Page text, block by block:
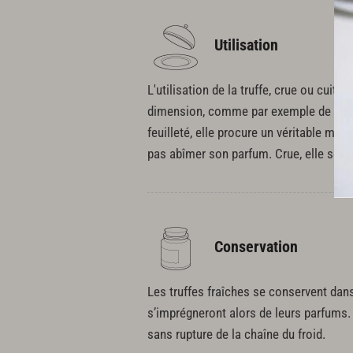
Utilisation
L'utilisation de la truffe, crue ou cuite,
dimension, comme par exemple de
feuilleté, elle procure un véritable
pas abîmer son parfum. Crue, elle se
Conservation
Les truffes fraîches se conservent
s’imprégneront alors de leurs
sans rupture de la chaîne du froid.